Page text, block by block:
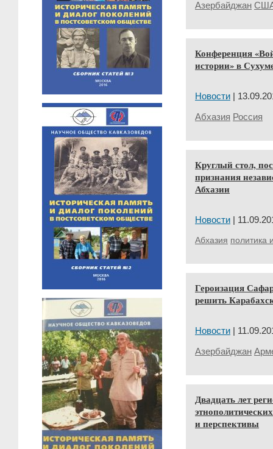
Азербайджан
Конференция
истории» в
Новости |
Абхазия Россия
Круглый стол,
признания
Абхазии
Новости |
Абхазия политика
Героизация
решить
Новости |
Азербайджан
Двадцать лет
и перспективы